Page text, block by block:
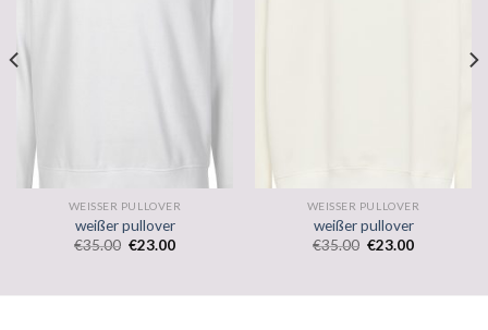
WEISSER PULLOVER
weißer pullover
€35.00 €23.00
WEISSER PULLOVER
weißer pullover
€35.00 €23.00